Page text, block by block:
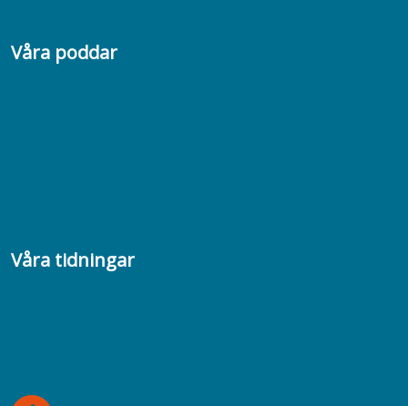
Våra poddar
Våra tidningar